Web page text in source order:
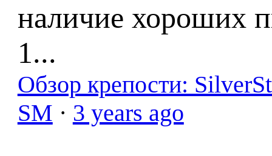
наличие хороших
1...
Обзор крепости:
SM · 3 years ago